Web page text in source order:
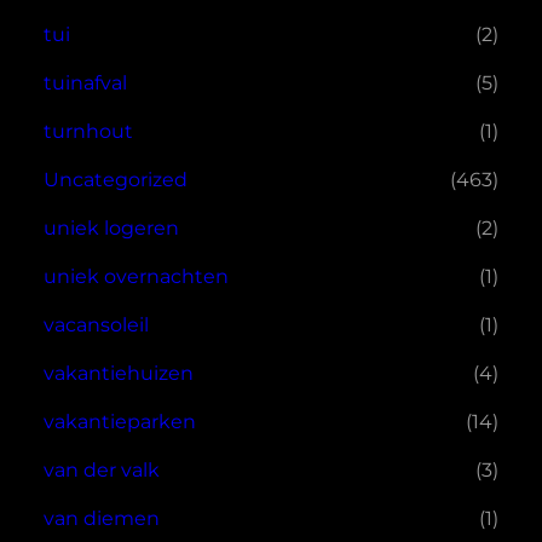
tui (2)
tuinafval (5)
turnhout (1)
Uncategorized (463)
uniek logeren (2)
uniek overnachten (1)
vacansoleil (1)
vakantiehuizen (4)
vakantieparken (14)
van der valk (3)
van diemen (1)